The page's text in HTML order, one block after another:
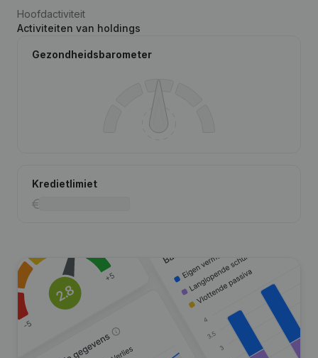
Hoofdactiviteit
Activiteiten van holdings
Gezondheidsbarometer
Kredietlimiet